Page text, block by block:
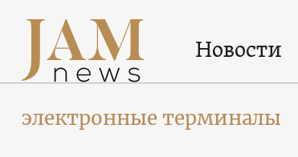
Новости
электронные терминалы